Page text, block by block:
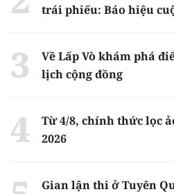
trái phiếu: Báo hiệu
Về Lấp Vò khám phá
lịch cộng đồng
Từ 4/8, chính thức lọc
2026
Gian lận thi ở Tuyên